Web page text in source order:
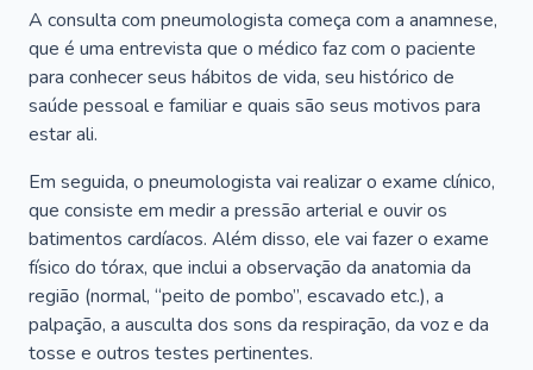
A consulta com pneumologista começa com a anamnese,
que é uma entrevista que o médico faz com o paciente
para conhecer seus hábitos de vida, seu histórico de
saúde pessoal e familiar e quais são seus motivos para
estar ali.
Em seguida, o pneumologista vai realizar o exame clínico,
que consiste em medir a pressão arterial e ouvir os
batimentos cardíacos. Além disso, ele vai fazer o exame
físico do tórax, que inclui a observação da anatomia da
região (normal, “peito de pombo”, escavado etc.), a
palpação, a ausculta dos sons da respiração, da voz e da
tosse e outros testes pertinentes.